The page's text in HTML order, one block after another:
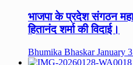
भाजपा के प्रदेश संगठन
हितानंद शर्मा की विदाई।
Bhumika BhaskarJanuary